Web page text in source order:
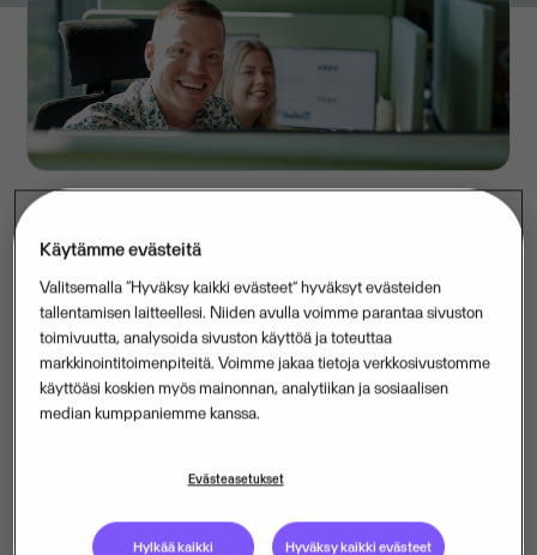
Visma Aquilassa työskentelee noin 360 työntekijää ja
vuosittainen liikevaihto on noin 60 miljoonaa euroa.
Jatkamme tuttujen ja pidettyjen
ohjelmistotuotteidemme toimittamista yksityisen ja
julkisen sektorin asiakkaillemme. Toimipisteitämme on
Helsingissä, Jyväskylässä, Kuopiossa, Mikkelissä,
High Tech with Human Touch
Käytämme evästeitä
Valitsemalla “Hyväksy kaikki evästeet” hyväksyt evästeiden
tallentamisen laitteellesi. Niiden avulla voimme parantaa sivuston
toimivuutta, analysoida sivuston käyttöä ja toteuttaa
markkinointitoimenpiteitä. Voimme jakaa tietoja verkkosivustomme
käyttöäsi koskien myös mainonnan, analytiikan ja sosiaalisen
median kumppaniemme kanssa.
Evästeasetukset
Hylkää kaikki Hyväksy kaikki evästeet